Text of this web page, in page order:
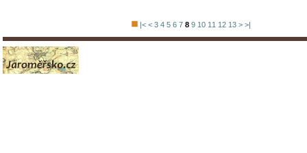
|< < 3 4 5 6 7 8 9 10 11 12 13 > >|